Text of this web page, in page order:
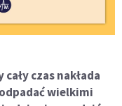
czas nakłada
wielkimi